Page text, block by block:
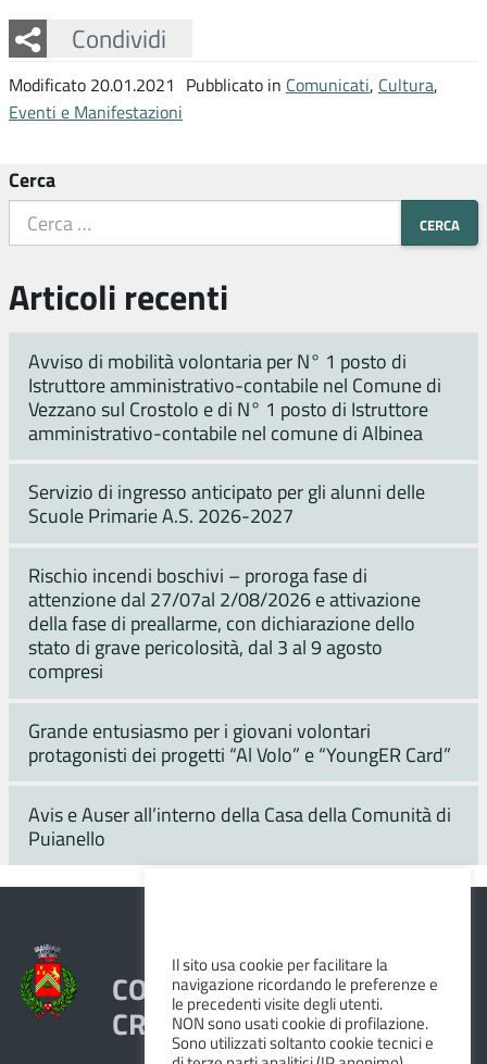
Condividi
Facebook
Twitter
Whatsapp
Modificato 20.01.2021 Pubblicato in Comunicati, Cultura,
Eventi e Manifestazioni
Cerca
Articoli recenti
Avviso di mobilità volontaria per N° 1 posto di
Istruttore amministrativo-contabile nel Comune di
Vezzano sul Crostolo e di N° 1 posto di Istruttore
amministrativo-contabile nel comune di Albinea
Servizio di ingresso anticipato per gli alunni delle
Scuole Primarie A.S. 2026-2027
Rischio incendi boschivi – proroga fase di
attenzione dal 27/07al 2/08/2026 e attivazione
della fase di preallarme, con dichiarazione dello
stato di grave pericolosità, dal 3 al 9 agosto
compresi
Grande entusiasmo per i giovani volontari
protagonisti dei progetti “Al Volo” e “YoungER Card”
Avis e Auser all’interno della Casa della Comunità di
Puianello
COMUNE DI VEZZANO SUL
CROSTOLO
Il sito usa cookie per facilitare la
navigazione ricordando le preferenze e
le precedenti visite degli utenti.
NON sono usati cookie di profilazione.
Sono utilizzati soltanto cookie tecnici e